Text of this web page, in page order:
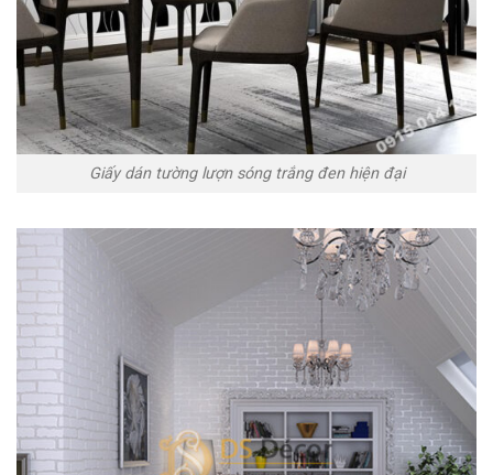
Giấy dán tường lượn sóng trắng đen hiện đại